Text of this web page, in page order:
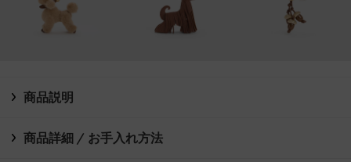
商品説明
商品詳細 / お手入れ方法